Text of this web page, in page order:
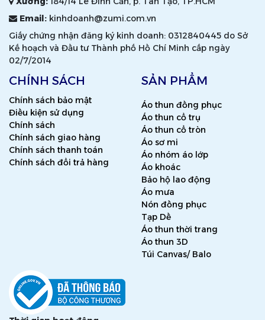
Email: kinhdoanh@zumi.com.vn
Giấy chứng nhận đăng ký kinh doanh: 0312840445 do Sở
Kế hoạch và Đầu tư Thành phố Hồ Chí Minh cấp ngày
02/7/2014
CHÍNH SÁCH
Chính sách bảo mật
Điều kiện sử dụng
Chính sách
Chính sách giao hàng
Chính sách thanh toán
Chính sách đổi trả hàng
SẢN PHẨM
Áo thun đồng phục
Áo thun cổ trụ
Áo thun cổ tròn
Áo sơ mi
Áo nhóm áo lớp
Áo khoác
Bảo hộ lao động
Áo mưa
Nón đồng phục
Tạp Dề
Áo thun thời trang
Áo thun 3D
Túi Canvas/ Balo